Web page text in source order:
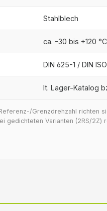
Stahlblech
ca. -30 bis +120 °C
DIN 625-1 / DIN
lt. Lager-Katalog
Grenzdrehzahl richten
gedichteten Varianten (2RS/